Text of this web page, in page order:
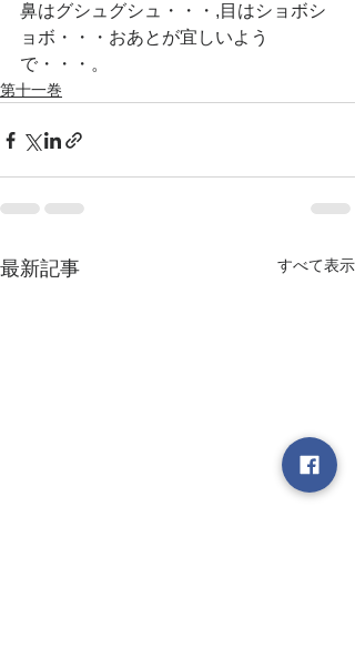
鼻はグシュグシュ・・・,目はショボシ
ョボ・・・おあとが宜しいよう
で・・・。
第十一巻
最新記事 すべて表示